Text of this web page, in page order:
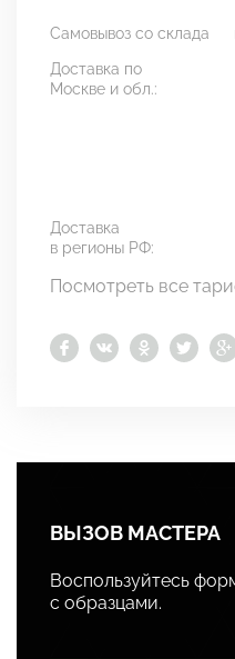
Самовывоз со склада
Доставка по
Москве и обл.:
Доставка
в регионы РФ:
Посмотреть все
ВЫЗОВ МАСТЕРА
Воспользуйтесь
с образцами.